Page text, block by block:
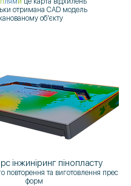
отримана CAD модель
об'єкту
інжиніринг пінопласту
повторення та виготовлення прес
форм